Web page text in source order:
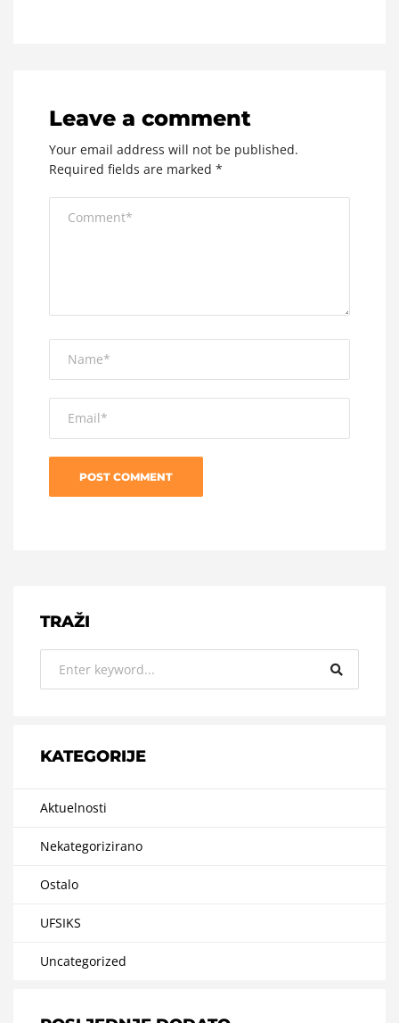
Leave a comment
Your email address will not be published.
Required fields are marked *
TRAŽI
KATEGORIJE
Aktuelnosti
Nekategorizirano
Ostalo
UFSIKS
Uncategorized